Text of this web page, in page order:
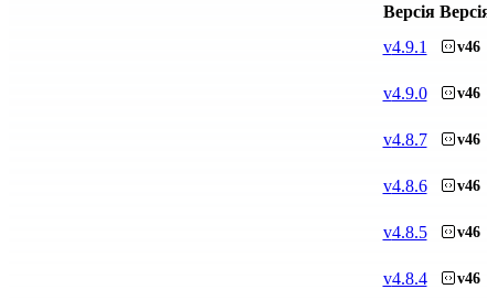
Версія
v4.9.1 v46
v4.9.0 v46
v4.8.7 v46
v4.8.6 v46
v4.8.5 v46
v4.8.4 v46